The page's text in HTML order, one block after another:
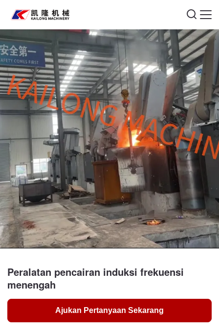
Peralatan pencairan induksi frekuensi
menengah
Ajukan Pertanyaan Sekarang